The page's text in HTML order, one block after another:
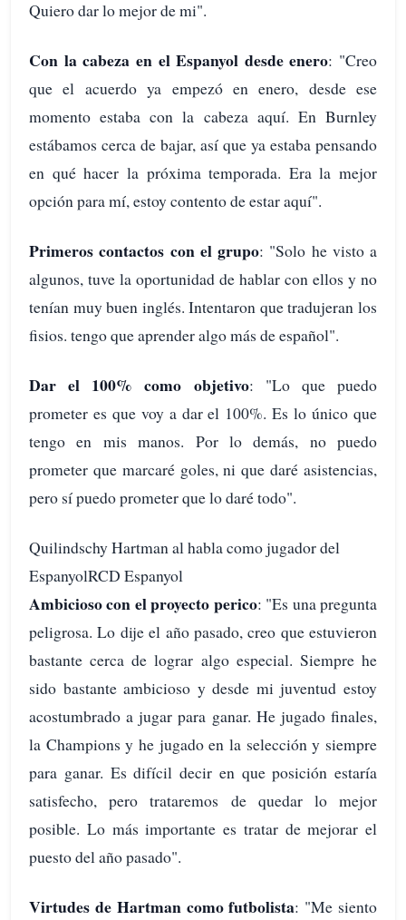
Quiero dar lo mejor de mi".
Con la cabeza en el Espanyol desde enero: "Creo
que el acuerdo ya empezó en enero, desde ese
momento estaba con la cabeza aquí. En Burnley
estábamos cerca de bajar, así que ya estaba pensando
en qué hacer la próxima temporada. Era la mejor
opción para mí, estoy contento de estar aquí".
Primeros contactos con el grupo: "Solo he visto a
algunos, tuve la oportunidad de hablar con ellos y no
tenían muy buen inglés. Intentaron que tradujeran los
fisios. tengo que aprender algo más de español".
Dar el 100% como objetivo: "Lo que puedo
prometer es que voy a dar el 100%. Es lo único que
tengo en mis manos. Por lo demás, no puedo
prometer que marcaré goles, ni que daré asistencias,
pero sí puedo prometer que lo daré todo".
Quilindschy Hartman al habla como jugador del
EspanyolRCD Espanyol
Ambicioso con el proyecto perico: "Es una pregunta
peligrosa. Lo dije el año pasado, creo que estuvieron
bastante cerca de lograr algo especial. Siempre he
sido bastante ambicioso y desde mi juventud estoy
acostumbrado a jugar para ganar. He jugado finales,
la Champions y he jugado en la selección y siempre
para ganar. Es difícil decir en que posición estaría
satisfecho, pero trataremos de quedar lo mejor
posible. Lo más importante es tratar de mejorar el
puesto del año pasado".
Virtudes de Hartman como futbolista: "Me siento